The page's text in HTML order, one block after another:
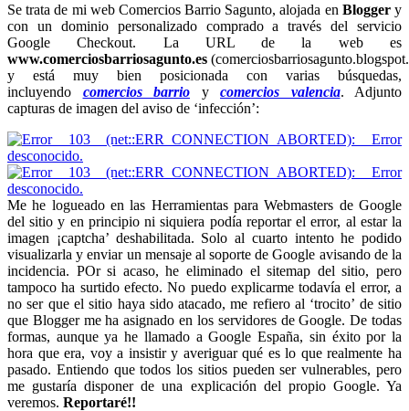
Se trata de mi web Comercios Barrio Sagunto, alojada en Bloggery
con un dominio personalizado comprado a través del servicio
Google Checkout. La URL de la web es
www.comerciosbarriosagunto.es
y está muy bien posicionada con varias búsquedas,
incluyendo comercios barrio y comercios valencia. Adjunto
capturas de imagen del aviso de ‘infección’:
Me he logueado en las Herramientas para Webmasters de Google
del sitio y en principio ni siquiera podía reportar el error, al estar la
imagen ¡captcha’ deshabilitada. Solo al cuarto intento he podido
visualizarla y enviar un mensaje al soporte de Google avisando de la
incidencia. POr si acaso, he eliminado el sitemap del sitio, pero
tampoco ha surtido efecto. No puedo explicarme todavía el error, a
no ser que el sitio haya sido atacado, me refiero al ‘trocito’ de sitio
que Blogger me ha asignado en los servidores de Google. De todas
formas, aunque ya he llamado a Google España, sin éxito por la
hora que era, voy a insistir y averiguar qué es lo que realmente ha
pasado. Entiendo que todos los sitios pueden ser vulnerables, pero
me gustaría disponer de una explicación del propio Google. Ya
veremos. Reportaré!!